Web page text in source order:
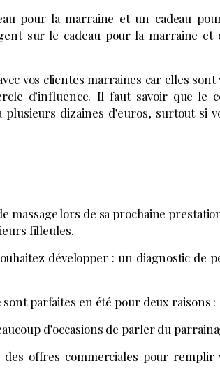
pour la marraine et un cadeau
sur le cadeau pour la marraine et
vos clientes marraines car elles sont
d’influence. Il faut savoir que le
dizaines d’euros, surtout si
massage lors de sa prochaine
filleules.
développer : un diagnostic de
parfaites en été pour deux raisons :
d’occasions de parler du
des offres commerciales pour remplir